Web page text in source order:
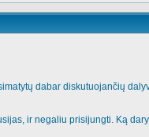
dabar diskutuojančių
ir negaliu prisijungti. Ką